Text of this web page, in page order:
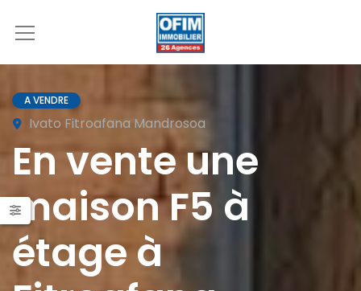
A VENDRE
Ivato Fitroafana Mandrosoa
En vente une
maison F5 à
étage à